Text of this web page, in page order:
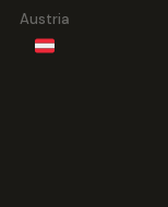
Austria